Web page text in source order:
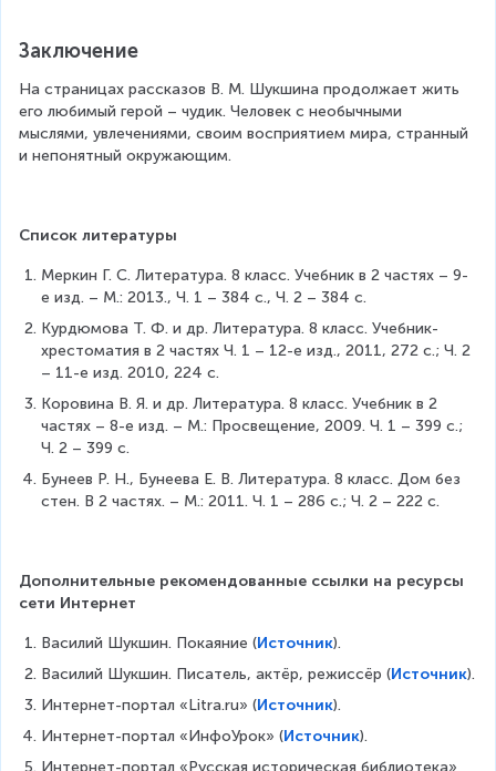
Заключение
На страницах рассказов В. М. Шукшина продолжает жить
его любимый герой – чудик. Человек с необычными
мыслями, увлечениями, своим восприятием мира, странный
и непонятный окружающим.
Список литературы
Меркин Г. С. Литература. 8 класс. Учебник в 2 частях – 9-
е изд. – М.: 2013., Ч. 1 – 384 с., Ч. 2 – 384 с.
Курдюмова Т. Ф. и др. Литература. 8 класс. Учебник-
хрестоматия в 2 частях Ч. 1 – 12-е изд., 2011, 272 с.; Ч. 2
– 11-е изд. 2010, 224 с.
Коровина В. Я. и др. Литература. 8 класс. Учебник в 2
частях – 8-е изд. – М.: Просвещение, 2009. Ч. 1 – 399 с.;
Ч. 2 – 399 с.
Бунеев Р. Н., Бунеева Е. В. Литература. 8 класс. Дом без
стен. В 2 частях. – М.: 2011. Ч. 1 – 286 с.; Ч. 2 – 222 с.
Дополнительные рекомендованные ссылки на ресурсы
сети Интернет
Василий Шукшин. Покаяние (Источник).
Василий Шукшин. Писатель, актёр, режиссёр (Источник).
Интернет-портал «Litra.ru» (Источник).
Интернет-портал «ИнфоУрок» (Источник).
Интернет-портал «Русская историческая библиотека»